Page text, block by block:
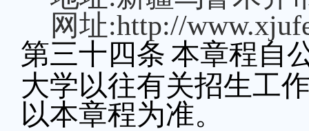
网址:http://
第三十四条 本章程自
大学以往有关招生工
以本章程为准。